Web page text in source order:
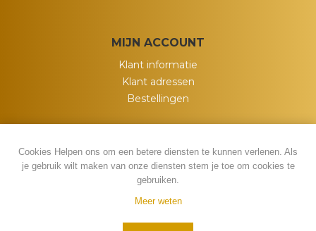
MIJN ACCOUNT
Klant informatie
Klant adressen
Bestellingen
Cookies Helpen ons om een betere diensten te kunnen verlenen. Als
je gebruik wilt maken van onze diensten stem je toe om cookies te
gebruiken.
Meer weten